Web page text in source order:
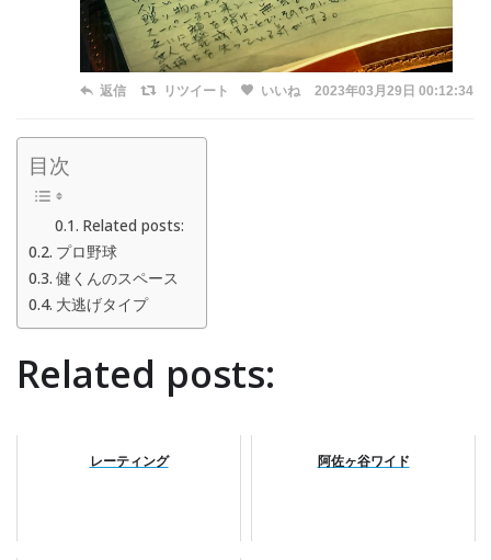
返信 リツイート いいね 2023年03月29日 00:12:34
目次
Related posts:
プロ野球
健くんのスペース
大逃げタイプ
Related posts:
レーティング 阿佐ヶ谷ワイド